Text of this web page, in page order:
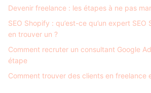
Devenir freelance : les étapes à ne pas
SEO Shopify : qu’est-ce qu’un expert
en trouver un ?
Comment recruter un consultant Google
étape
Comment trouver des clients en freelance